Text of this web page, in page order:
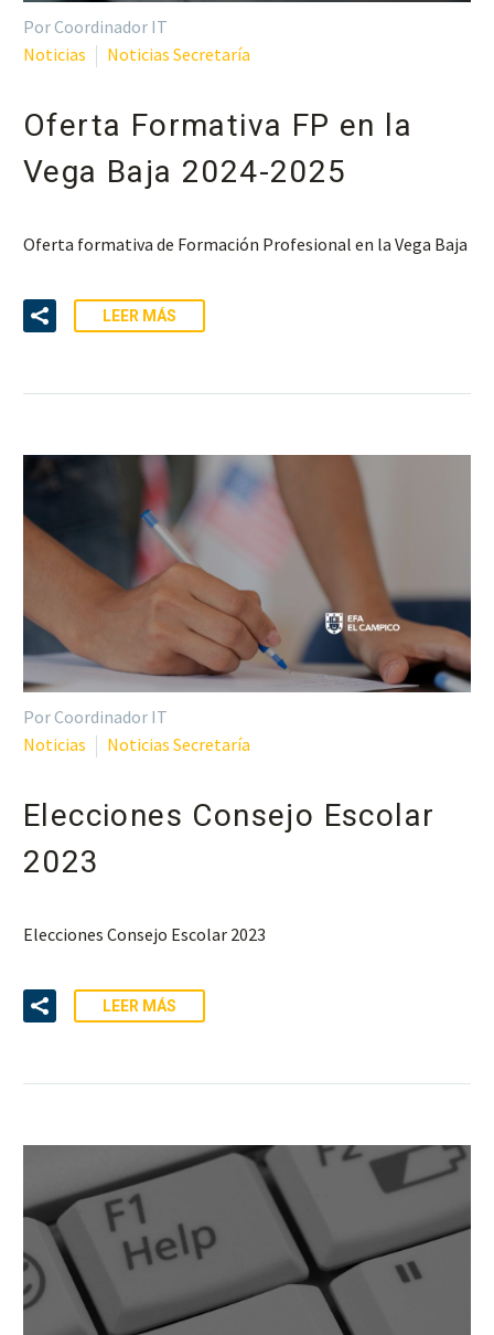
Por Coordinador IT
Noticias
Noticias Secretaría
Oferta Formativa FP en la
Vega Baja 2024-2025
Oferta formativa de Formación Profesional en la Vega Baja
LEER MÁS
Por Coordinador IT
Noticias
Noticias Secretaría
Elecciones Consejo Escolar
2023
Elecciones Consejo Escolar 2023
LEER MÁS